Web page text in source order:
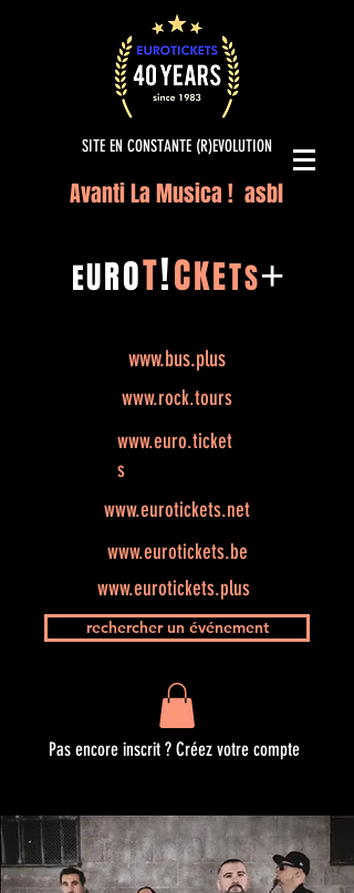
SITE EN CONSTANTE (R)EVOLUTION
Avanti La Musica ! asbl
EUROT!CKETS+
www.bus.plus
www.rock.tours
www.euro.ticket
s
www.eurotickets.net
www.eurotickets.be
www.eurotickets.plus
rechercher un événement
Pas encore inscrit ? Créez votre compte